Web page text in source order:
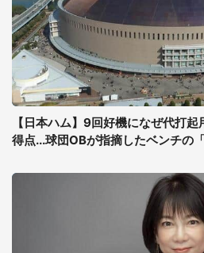
【日本ハム】9回好機になぜ代打
得点...球団OBが指摘したベンチの「